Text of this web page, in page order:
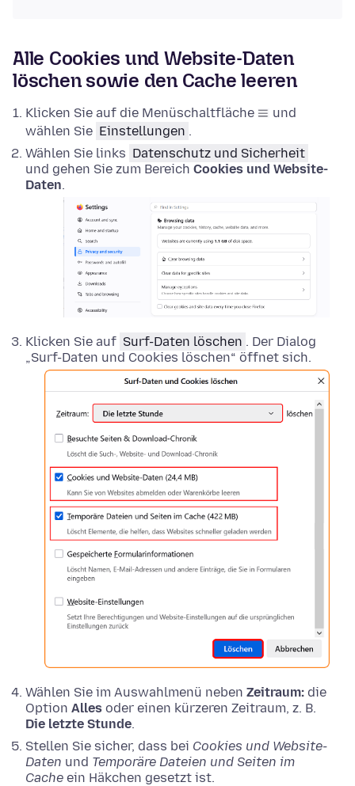
Alle Cookies und Website-Daten
löschen sowie den Cache leeren
Klicken Sie auf die Menüschaltfläche
und
wählen Sie Einstellungen .
Wählen Sie links Datenschutz und Sicherheit
und gehen Sie zum Bereich Cookies und Website-
Daten.
Klicken Sie auf Surf-Daten löschen . Der Dialog
„Surf-Daten und Cookies löschen“ öffnet sich.
Wählen Sie im Auswahlmenü neben Zeitraum: die
Option Alles oder einen kürzeren Zeitraum, z. B.
Die letzte Stunde.
Stellen Sie sicher, dass bei Cookies und Website-
Daten und Temporäre Dateien und Seiten im
Cache ein Häkchen gesetzt ist.